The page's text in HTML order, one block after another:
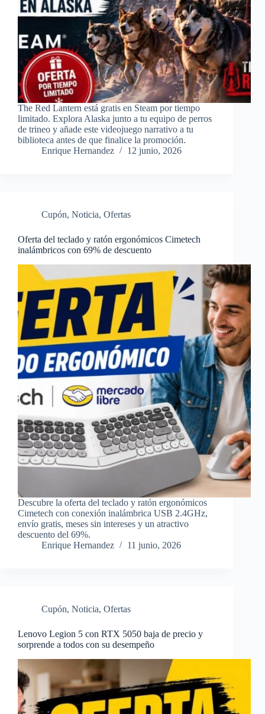
The Red Lantern está gratis en Steam por tiempo
limitado. Explora Alaska junto a tu equipo de perros
de trineo y añade este videojuego narrativo a tu
biblioteca antes de que finalice la promoción.
Enrique Hernandez
12 junio, 2026
Cupón, Noticia, Ofertas
Oferta del teclado y ratón ergonómicos Cimetech
inalámbricos con 69% de descuento
Descubre la oferta del teclado y ratón ergonómicos
Cimetech con conexión inalámbrica USB 2.4GHz,
envío gratis, meses sin intereses y un atractivo
descuento del 69%.
Enrique Hernandez
11 junio, 2026
Cupón, Noticia, Ofertas
Lenovo Legion 5 con RTX 5050 baja de precio y
sorprende a todos con su desempeño